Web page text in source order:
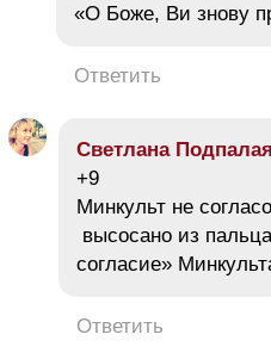
«О Боже, Ви знову
Ответить
Светлана Подпалая
+9
Минкульт не
высосано из
согласие»
Ответить